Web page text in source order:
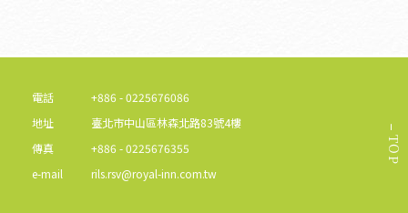
TOP
電話
+886 - 0225676086
地址
臺北市中山區林森北路83號4樓
傳真
+886 - 0225676355
e-mail
rils.rsv@royal-inn.com.tw